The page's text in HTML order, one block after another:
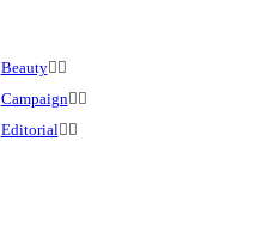
Beauty
Campaign
Editorial